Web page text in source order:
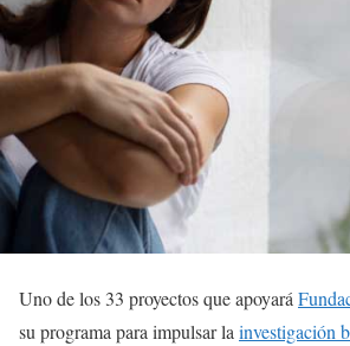
Uno de los 33 proyectos que apoyará
su programa para impulsar lainvestigación